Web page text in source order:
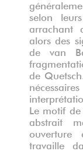
selon
arrachant
alors des
de van
de
Le motif
abstrait
ouverture
travaille